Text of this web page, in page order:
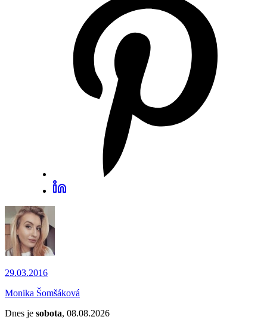
29.03.2016
Monika Šomšáková
Dnes je sobota, 08.08.2026